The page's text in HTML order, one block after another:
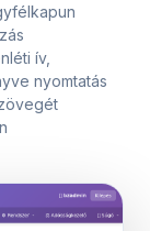
ív,
nyomtatás